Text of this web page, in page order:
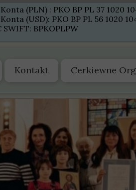
(PLN) : PKO BP PL 37 1020
(USD): PKO BP PL 56 1020
SWIFT: BPKOPLPW
Kontakt Cerkiewne